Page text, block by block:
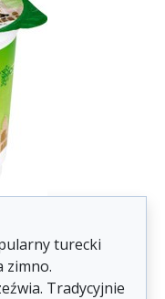
turecki
zimno.
Tradycyjnie